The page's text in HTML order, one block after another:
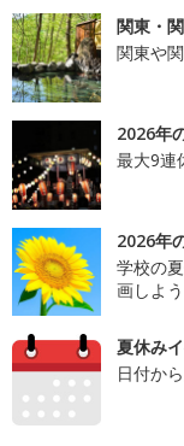
関東・
関東や
2026年
最大9連
2026年
学校の
画しよう
夏休み
日付か